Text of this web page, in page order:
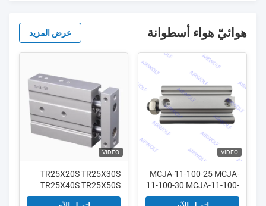
هوائيّ هواء أسطوانة عرض المزيد
VIDEO
MCJA-11-100-25 MCJA-
11-100-30 MCJA-11-100-
35 MCJA-11-100-40
VIDEO
TR25X20S TR25X30S
TR25X40S TR25X50S
سلسلة TR AirTAC